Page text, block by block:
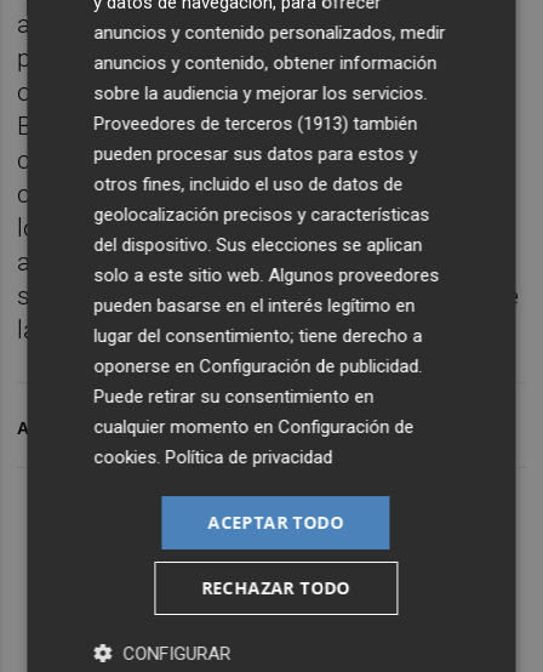
a la sanción de Hugo Duro le abrió las
puertas del once en Elche y aprovechó la
oportunidad para engancharse al equipo de
Baraja. Los goles de Lino han contribuido en
cuatro puntos en los partidos de Elche y
contra Villarreal. A lo largo de la temporada,
los goles y asistencias de Lino han ayudado
a sumar un total de 11 puntos en LaLiga y a
superar la eliminatoria de octavos de final de
la Copa del Rey contra el Sporting de Gijón.
ARCHIVADO EN SAMUEL LINO VALENCIA CF
anuncios y contenido personalizados, medir
anuncios y contenido, obtener información
sobre la audiencia y mejorar los servicios.
Proveedores de terceros (1913) también
pueden procesar sus datos para estos y
otros fines, incluido el uso de datos de
geolocalización precisos y características
del dispositivo. Sus elecciones se aplican
solo a este sitio web. Algunos proveedores
pueden basarse en el interés legítimo en
lugar del consentimiento; tiene derecho a
oponerse enConfiguración de publicidad
Puede retirar su consentimiento en
cualquier momento enConfiguración de
cookies .Política de privacidad
ACEPTAR TODO
RECHAZAR TODO
CONFIGURAR